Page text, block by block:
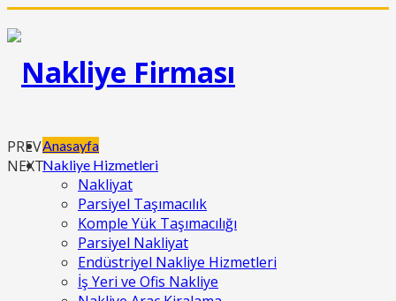
Anasayfa
Nakliye Hizmetleri
Nakliyat
Parsiyel Taşımacılık
Komple Yük Taşımacılığı
Parsiyel Nakliyat
Endüstriyel Nakliye Hizmetleri
İş Yeri ve Ofis Nakliye
PREV
NEXT